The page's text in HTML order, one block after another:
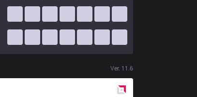
Ver. 11.6